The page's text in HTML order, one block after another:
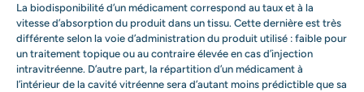
La biodisponibilité d’un médicament correspond au taux et à la
vitesse d’absorption du produit dans un tissu. Cette dernière est très
différente selon la voie d’administration du produit utilisé : faible pour
un traitement topique ou au contraire élevée en cas d’injection
intravitréenne. D’autre part, la répartition d’un médicament à
l’intérieur de la cavité vitréenne sera d’autant moins prédictible que sa